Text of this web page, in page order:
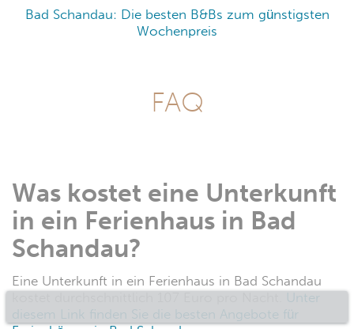
Bad Schandau: Die besten B&Bs zum günstigsten
Wochenpreis
FAQ
Was kostet eine Unterkunft
in ein Ferienhaus in Bad
Schandau?
Eine Unterkunft in ein Ferienhaus in Bad Schandau
Unter
diesem Link finden Sie die besten Angebote für